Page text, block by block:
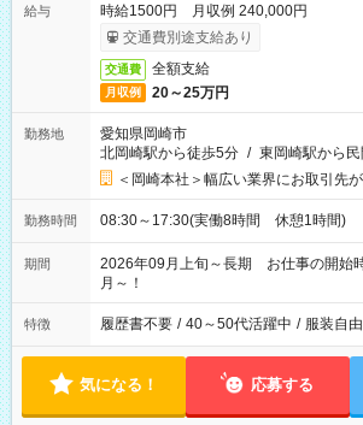
給与
時給1500円 月収例 240,000円
交通費別途支給あり
交通費 全額支給
月収例 20～25万円
勤務地
愛知県岡崎市
北岡崎駅から徒歩5分 / 東岡崎駅から
＜岡崎本社＞幅広い業界にお取引先
勤務時間 08:30～17:30(実働8時間 休憩1時間)
期間
2026年09月上旬～長期 お仕事の開
月～！
特徴 履歴書不要 / 40～50代活躍中 / 服装自由
気になる！ 応募する